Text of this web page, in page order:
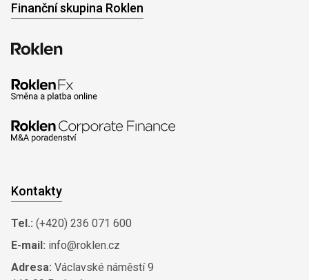
Finanční skupina Roklen
Kontakty
Tel.: (+420) 236 071 600
E-mail: info@roklen.cz
Adresa: Václavské náměstí 9